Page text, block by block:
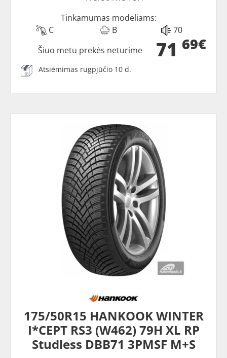
Tinkamumas modeliams:
C
B 70
71 69€
Šiuo metu prekės neturime
Atsiėmimas rugpjūčio 10 d.
175/50R15 HANKOOK WINTER
I*CEPT RS3 (W462) 79H XL RP
Studless DBB71 3PMSF M+S